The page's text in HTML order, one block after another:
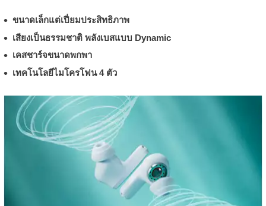
ขนาดเล็กแต่เปี่ยมประสิทธิภาพ
เสียงเป็นธรรมชาติ พลังเบสแบบ Dynamic
เคสชาร์จขนาดพกพา
เทคโนโลยีไมโครโฟน 4 ตัว